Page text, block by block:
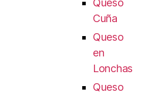
Queso
Cuña
Queso
en
Lonchas
Queso